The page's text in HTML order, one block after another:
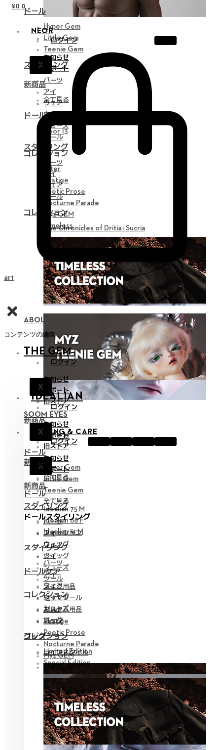
NEOR
ログイン
X
お知らせ
サポート
新商品
全て見る
ドール
Neor 13
スタイリング
パーツ
アイ
ウェア
ツール
コレクション
The Chronicles of Dritia : Sucria
ABOUT NEOR 13
SOOM EYES
STYLING & CARE
ログイン
X
お知らせ
サポート
新商品
全て見る
ドールスタイリング
ファッション
ウィッグ
アイ
ドールケア
メイク用品
組立てツール
カスタム用品
バッグ
グッズ
ライフスタイル
ドール
Hyper Gem
Little Gem
Teenie Gem
スタイリング
パーツ
アイ
ウェア
ウィッグ
シューズ
ツール
コレクション
Alter
Vestige
Poetic Prose
Nocturne Parade
Myz GEM
Timeless
IDEALIAN
ログイン
X
お知らせ
サポート
旧ストア
新商品
全て見る
ドール
Idealian 75 M
Idealian 68 F
Idealian 51 M
スタイリング
パーツ
アイ
ウェア
ウィッグ
シューズ
ツール
コレクション
Limited Edition
Special Edition
¥0 0
コンテンツの編集
THE GEM
ログイン
X
お知らせ
サポート
旧ストア
新商品
全て見る
ドール
Hyper Gem
Little Gem
Teenie Gem
スタイリング
パーツ
アイ
ウェア
ウィッグ
シューズ
ツール
コレクション
Alter
Vestige
Poetic Prose
Nocturne Parade
Myz GEM
Timeless